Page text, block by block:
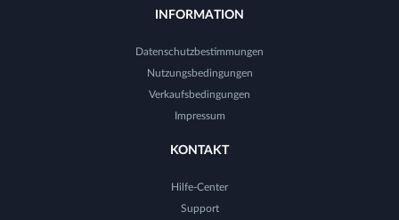
INFORMATION
Datenschutzbestimmungen
Nutzungsbedingungen
Verkaufsbedingungen
Impressum
KONTAKT
Hilfe-Center
Support